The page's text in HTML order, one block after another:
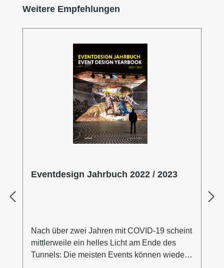
Produktgalerie überspringen
Weitere Empfehlungen
Eventdesign Jahrbuch 2022 / 2023
Nach über zwei Jahren mit COVID-19 scheint
mittlerweile ein helles Licht am Ende des
Tunnels: Die meisten Events können wieder